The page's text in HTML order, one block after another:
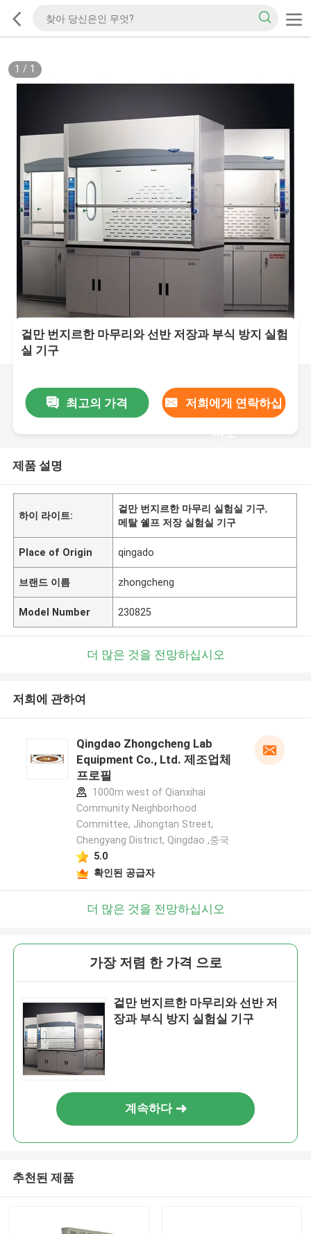
1 / 1
겉만 번지르한 마무리와 선반 저장과 부식 방지 실험
실 기구
최고의 가격 저희에게 연락하십
시오
제품 설명
하이 라이트:
겉만 번지르한 마무리 실험실 기구,
메탈 쉘프 저장 실험실 기구
Place of Origin qingado
브랜드 이름 zhongcheng
Model Number 230825
더 많은 것을 전망하십시오
저희에 관하여
Qingdao Zhongcheng Lab
Equipment Co., Ltd. 제조업체
프로필
1000m west of Qianxihai
Community Neighborhood
Committee, Jihongtan Street,
Chengyang District, Qingdao ,중국
5.0
확인된 공급자
더 많은 것을 전망하십시오
가장 저렴 한 가격 으로
겉만 번지르한 마무리와 선반 저
장과 부식 방지 실험실 기구
계속하다
추천된 제품